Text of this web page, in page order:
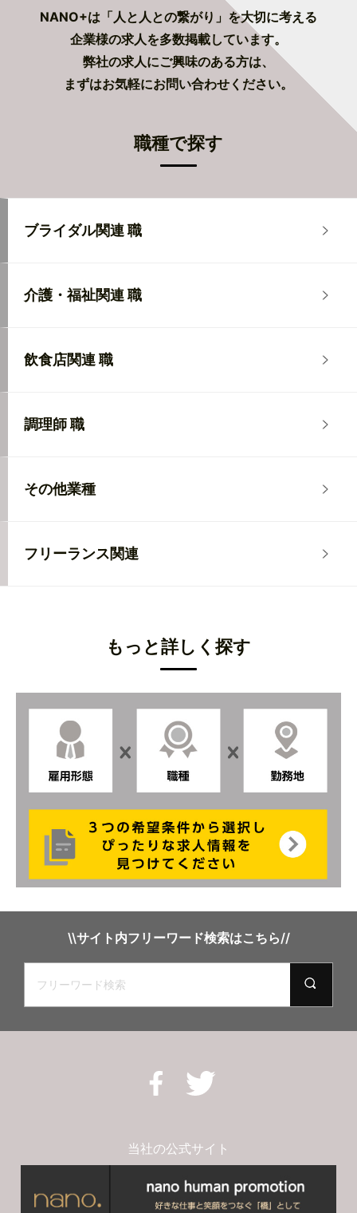
NANO+は「人と人との繋がり」を大切に考える
企業様の求人を多数掲載しています。
弊社の求人にご興味のある方は、
まずはお気軽にお問い合わせください。
職種で探す
ブライダル関連 職
介護・福祉関連 職
飲食店関連 職
調理師 職
その他業種
フリーランス関連
もっと詳しく探す
\\サイト内フリーワード検索はこちら//
当社の公式サイト